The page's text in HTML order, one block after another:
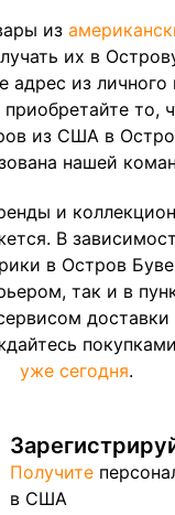
из
их в
адрес из личного
то,
из США в
нашей
и
В
в Остров
так и в
уже сегодня.
Получите
в США